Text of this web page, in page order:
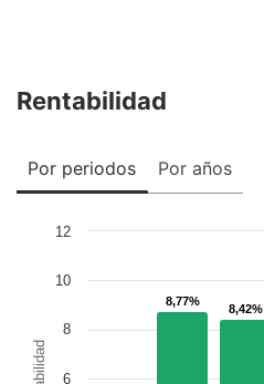
Rentabilidad
Por periodos Por años
8,77%
8,77%
8,42%
8,42%
6
8
10
12